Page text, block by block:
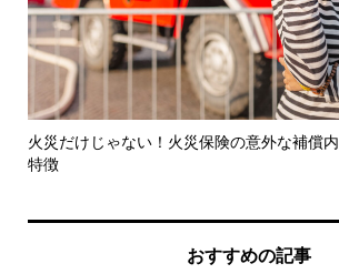
！火災保険の意外な補償内容と保険会社別の
おすすめの記事